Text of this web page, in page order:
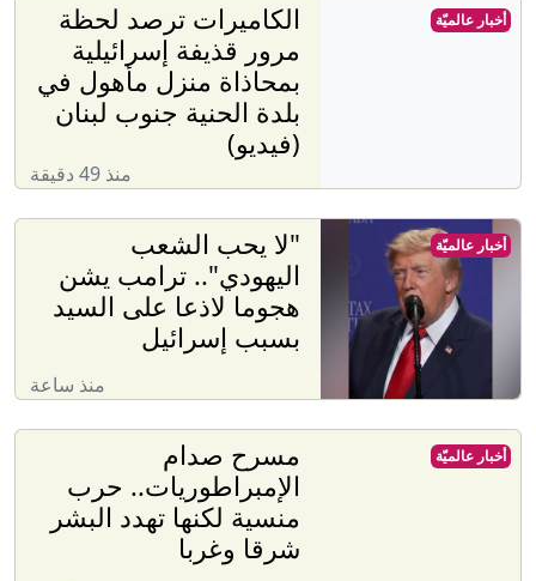
الكاميرات ترصد لحظة
مرور قذيفة إسرائيلية
بمحاذاة منزل مأهول في
بلدة الحنية جنوب لبنان
(فيديو)
منذ 49 دقيقة
أخبار عالميّة
"لا يحب الشعب
اليهودي".. ترامب يشن
هجوما لاذعا على السيد
بسبب إسرائيل
منذ ساعة
أخبار عالميّة
مسرح صدام
الإمبراطوريات.. حرب
منسية لكنها تهدد البشر
شرقا وغربا
أخبار عالميّة